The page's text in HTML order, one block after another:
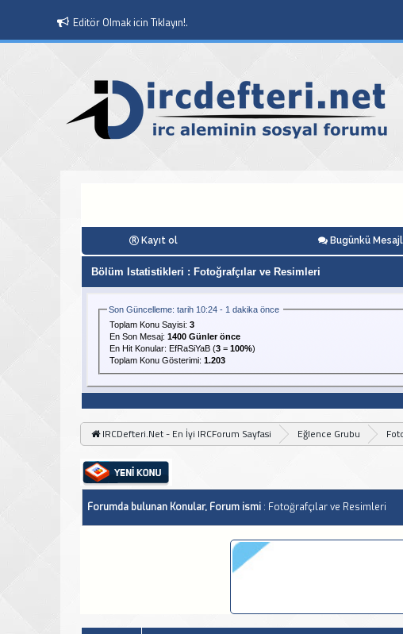
Editör Olmak icin Tıklayın!.
Kayıt ol Bugünkü
Bölüm Istatistikleri : Fotoğrafçılar ve Resimleri
Son Güncelleme: tarih 10:24 - 1 dakika önce
Toplam Konu Sayisi: 3
En Son Mesaj: 1400 Günler önce
En Hit Konular: EfRaSiYaB(3= 100%)
Toplam Konu Gösterimi: 1.203
IRCDefteri.Net - En İyi IRCForum Sayfasi Eğlence Grubu
Forumda bulunan Konular, Forum ismi: Fotoğrafçılar ve Resimleri